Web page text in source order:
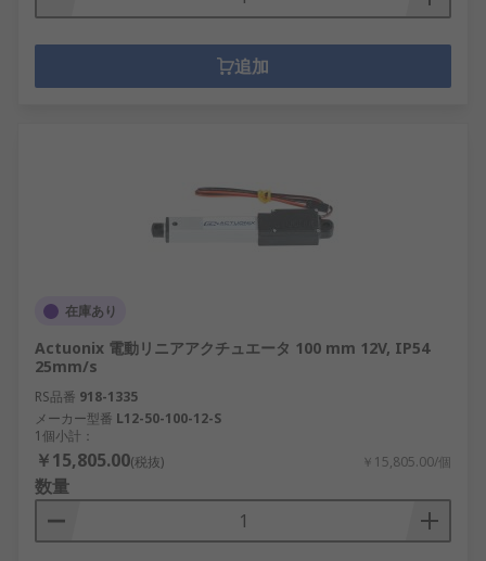
追加
在庫あり
Actuonix 電動リニアアクチュエータ 100 mm 12V, IP54
25mm/s
RS品番 918-1335
メーカー型番 L12-50-100-12-S
1個小計：
￥15,805.00(税抜) ￥15,805.00/個
数量